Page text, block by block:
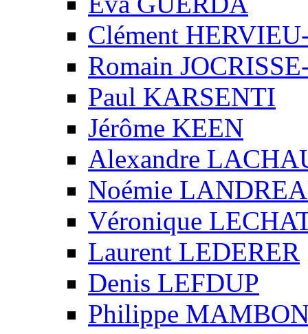
Clément
Romain
Paul KARSENTI
Jérôme KEEN
Alexandre
Noémie
Véronique
Laurent LEDERER
Denis LEFDUP
Philippe